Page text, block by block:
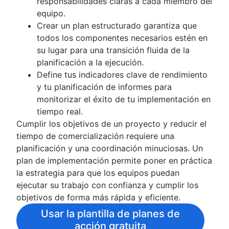
Objetivos de proyecto
Project milestones
Entregas del proyecto
Criterios de aceptación
Mapeo de las partes interesadas:
ventajas y ejemplos
Alcance del proyecto
La triple limitación
Plan de negocio
Fase de demostración
Resumen de una propuesta
Acta de proyecto y cartel de proyecto
Presentación
Creación de objetivos y principios
Tipos de objetivos
Teoría de fijación de metas
Ejemplos de objetivos y resultados clave
Ejemplos de objetivos de proyectos
Análisis de coste-beneficio
Lienzo de modelo de negocio
Entender los mapas perceptivos
Goal management software
Roles y responsabilidades
Funciones del proyecto
Gestor de proyectos
Líder del proyecto
Patrocinador del proyecto
Propietario del proyecto
Equipos de proyecto
Tabla de RACI
Estatuto de equipo
Plan de implementación
Organigrama
Planificación de proyectos
Presentación
Desarrollo de un plan de proyecto
Plan de acción
Coordinación del proyecto
Planificación de los procedimientos
Planificación estratégica
Presentación
Ejemplos
Planificación anual
Planificación trimestral
Marcos de planificación
Marcos
Análisis DAFO
Análisis PESTLE
Estimación de proyectos
Estimación de proyectos
Gestión de recursos
equipo.
Crear un plan estructurado garantiza que
todos los componentes necesarios estén en
su lugar para una transición fluida de la
planificación a la ejecución.
Define tus indicadores clave de rendimiento
y tu planificación de informes para
monitorizar el éxito de tu implementación en
tiempo real.
Cumplir los objetivos de un proyecto y reducir el
tiempo de comercialización requiere una
planificación y una coordinación minuciosas. Un
plan de implementación permite poner en práctica
la estrategia para que los equipos puedan
ejecutar su trabajo con confianza y cumplir los
objetivos de forma más rápida y eficiente.
Usar la plantilla de planes de
acción gratuita